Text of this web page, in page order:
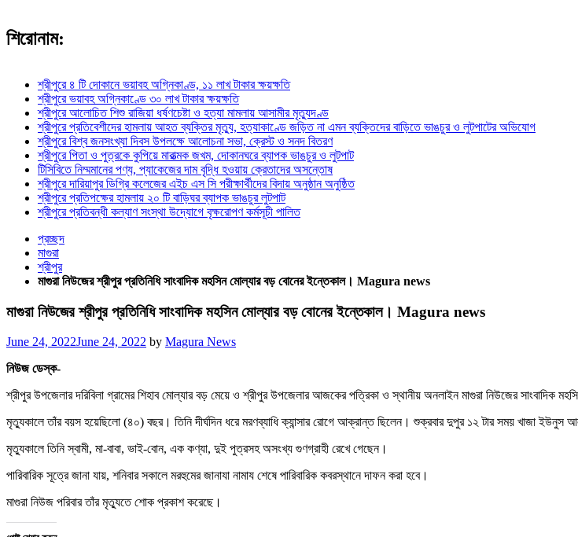
শিরোনাম:
শ্রীপুরে ৪ টি দোকানে ভয়াবহ অগ্নিকাণ্ড, ১১ লাখ টাকার ক্ষয়ক্ষতি
শ্রীপুরে ভয়াবহ অগ্নিকাণ্ডে ৩০ লাখ টাকার ক্ষয়ক্ষতি
শ্রীপুরে আলোচিত শিশু রাজিয়া ধর্ষণচেষ্টা ও হত্যা মামলায় আসামীর মৃত্যুদণ্ড
শ্রীপুরে প্রতিবেশীদের হামলায় আহত ব্যক্তির মৃত্যু, হত্যাকাণ্ডে জড়িত না এমন ব্যক্তিদের বাড়িতে ভাঙচুর ও লুটপাটের অভিযোগ
শ্রীপুরে বিশ্ব জনসংখ্যা দিবস উপলক্ষে আলোচনা সভা, ক্রেস্ট ও সনদ বিতরণ
শ্রীপুরে পিতা ও পুত্রকে কুপিয়ে মারাত্মক জখম, দোকানঘরে ব্যাপক ভাঙচুর ও লুটপাট
টিসিবিতে নিম্মমানের পণ্য, প্যাকেজের দাম বৃদ্ধি হওয়ায় ক্রেতাদের অসন্তোষ
শ্রীপুরে দারিয়াপুর ডিগ্রি কলেজের এইচ এস সি পরীক্ষার্থীদের বিদায় অনুষ্ঠান অনুষ্ঠিত
শ্রীপুরে প্রতিপক্ষের হামলায় ২০ টি বাড়িঘর ব্যাপক ভাঙচুর লুটপাট
শ্রীপুরে প্রতিবন্ধী কল্যাণ সংস্থা উদ্যোগে বৃক্ষরোপণ কর্মসূচী পালিত
প্রচ্ছদ
মাগুরা
শ্রীপুর
মাগুরা নিউজের শ্রীপুর প্রতিনিধি সাংবাদিক মহসিন মোল্যার বড় বোনের ইন্তেকাল। Magura news
মাগুরা নিউজের শ্রীপুর প্রতিনিধি সাংবাদিক মহসিন মোল্যার বড় বোনের ইন্তেকাল। Magura news
Posted
June 24, 2022June 24, 2022 by Magura News
নিউজ ডেস্ক-
শ্রীপুর উপজেলার দরিবিলা গ্রামের শিহাব মোল্যার বড় মেয়ে ও শ্রীপুর উপজেলার আজকের পত্রিকা ও স্থানীয় অনলাইন মাগুরা নিউজের সাংবাদিক
মৃত্যুকালে তাঁর বয়স হয়েছিলো (৪০) বছর। তিনি দীর্ঘদিন ধরে মরণব্যাধি ক্যান্সার রোগে আক্রান্ত ছিলেন। শুক্রবার দুপুর ১২ টার সময় খাজা ইউনুস
মৃত্যুকালে তিনি স্বামী, মা-বাবা, ভাই-বোন, এক কণ্যা, দুই পুত্রসহ অসংখ্য গুণগ্রাহী রেখে গেছেন।
পারিবারিক সূত্রে জানা যায়, শনিবার সকালে মরহুমের জানাযা নামায শেষে পারিবারিক কবরস্থানে দাফন করা হবে।
মাগুরা নিউজ পরিবার তাঁর মৃত্যুতে শোক প্রকাশ করেছে।